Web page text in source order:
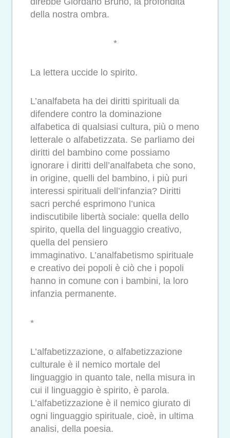
della nostra ombra.
*
La lettera uccide lo spirito.
L’analfabeta ha dei diritti spirituali da
difendere contro la dominazione
alfabetica di qualsiasi cultura, più o meno
letterale o alfabetizzata. Se parliamo dei
diritti del bambino come possiamo
ignorare i diritti dell’analfabeta che sono,
in origine, quelli del bambino, i più puri
interessi spirituali dell’infanzia? Diritti
sacri perché esprimono l’unica
indiscutibile libertà sociale: quella dello
spirito, quella del linguaggio creativo,
quella del pensiero
immaginativo. L’analfabetismo spirituale
e creativo dei popoli è ciò che i popoli
hanno in comune con i bambini, la loro
infanzia permanente.
*
L’alfabetizzazione, o alfabetizzazione
culturale è il nemico mortale del
linguaggio in quanto tale, nella misura in
cui il linguaggio è spirito, è parola.
L’alfabetizzazione è il nemico giurato di
ogni linguaggio spirituale, cioè, in ultima
analisi, della poesia.